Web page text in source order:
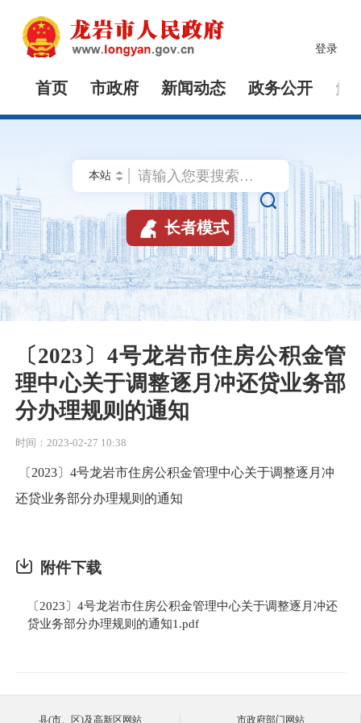
登录
首页 市政府 新闻动态 政务公开 解

 长者模式
〔2023〕4号龙岩市住房公积金管
理中心关于调整逐月冲还贷业务部
分办理规则的通知
时间：2023-02-27 10:38
〔2023〕4号龙岩市住房公积金管理中心关于调整逐月冲
还贷业务部分办理规则的通知
附件下载
〔2023〕4号龙岩市住房公积金管理中心关于调整逐月冲还
贷业务部分办理规则的通知1.pdf
县(市、区)及高新区网站 市政府部门网站